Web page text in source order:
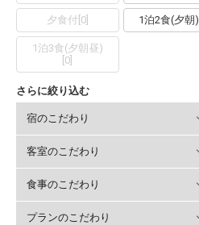
夕食付 0] 1泊2食(夕朝)
1泊3食(夕朝昼)
0
さらに絞り込む
宿のこだわり
客室のこだわり
食事のこだわり
プランのこだわり